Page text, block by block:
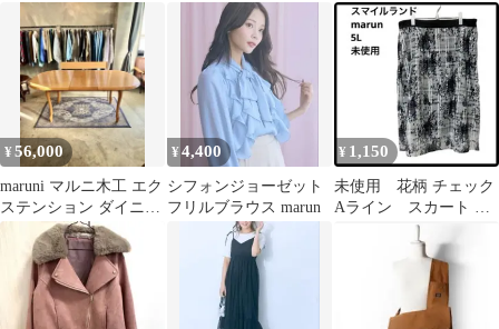
子 Chair
¥56,000
maruni マルニ木工 エク
ステンション ダイニン
グテーブル 伸長式
¥4,400
シフォンジョーゼット
フリルブラウス marun
¥ 1,150
未使用 花柄 チェック
Aライン スカート ロ
ング 5L スマイルラン